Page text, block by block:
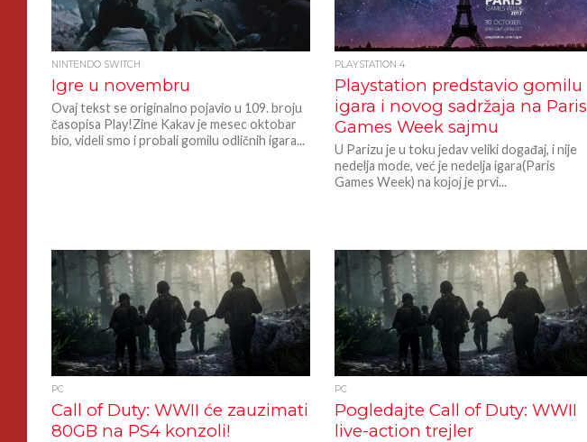
NINTENDO SWITCH
Igre u novembru
Ovaj tekst se originalno pojavio u 109. broju
časopisa Play!Zine Kakav je mesec oktobar
bio, videli smo i probali gomilu odličnih igara...
PLAYSTATION 4
Playstation predstavio gomilu
igara i novog sadržaja na Paris
Games Week sajmu
U Parizu je u toku jedav veliki događaj, i nije
nedelja mode, već je nedelja igara(Paris
Games Week) na kojoj je prvi...
PC
Call of Duty: WWII će zauzimati
80GB na PS4 konzoli!
PC
Pogledajte Call of Duty: WWII
live-action trejler